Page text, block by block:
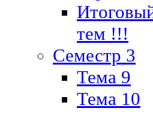
тем !!!
Семестр 3
Тема 9
Тема 10